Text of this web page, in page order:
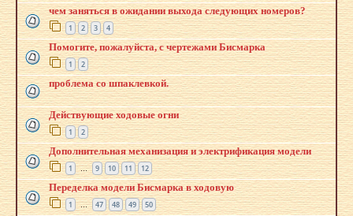
чем заняться в ожидании выхода следующих номеров?
1 2 3 4
Помогите, пожалуйста, с чертежами Бисмарка
1 2
проблема со шпаклевкой.
Действующие ходовые огни
1 2
Дополнительная механизация и электрификация модели
1 … 9 10 11 12
Переделка модели Бисмарка в ходовую
1 … 47 48 49 50